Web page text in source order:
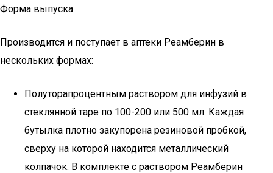
Форма выпуска
Производится и поступает в аптеки Реамберин в
нескольких формах:
Полуторапроцентным раствором для инфузий в
стеклянной таре по 100-200 или 500 мл. Каждая
бутылка плотно закупорена резиновой пробкой,
сверху на которой находится металлический
колпачок. В комплекте с раствором Реамберин